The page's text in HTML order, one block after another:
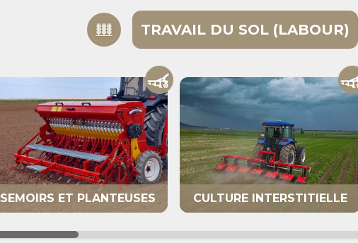
TRAVAIL DU SOL (LABOUR)
SEMOIRS ET PLANTEUSES CULTURE INTERSTITIELLE